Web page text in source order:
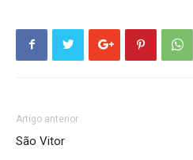
Artigo anterior
São Vitor